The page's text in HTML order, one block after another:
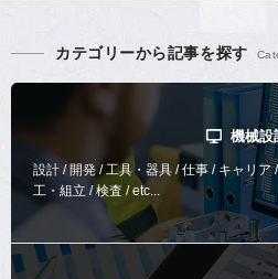
カテゴリーから記事を探す
機械設
設計 / 開発 / 工具・器具 / 仕事 / キャリア
工・組立 / 検査 / etc...